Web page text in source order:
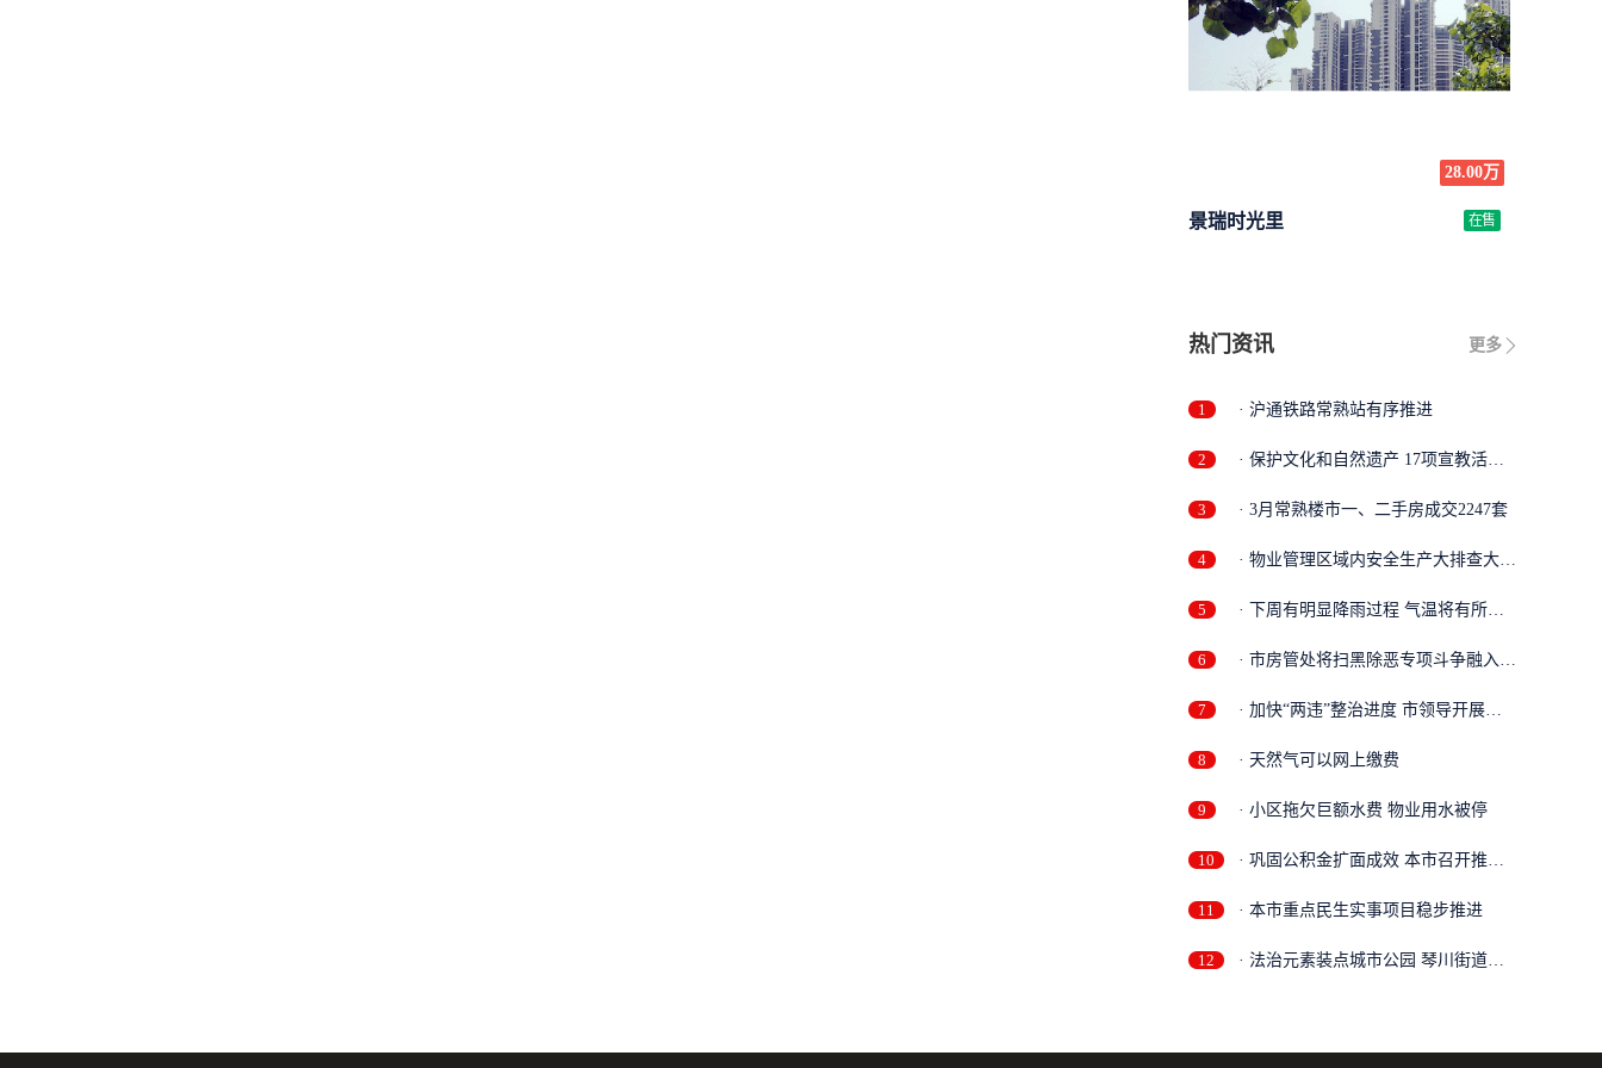
28.00万
景瑞时光里 在售
更多
热门资讯
1 · 沪通铁路常熟站有序推进
2
· 保护文化和自然遗产 17项宣教活动
3
· 3月常熟楼市一、二手房成交2247套
4
· 物业管理区域内安全生产大排查大整
5
· 下周有明显降雨过程 气温将有所回
6
· 市房管处将扫黑除恶专项斗争融入日
7
· 加快“两违”整治进度 市领导开展三
8
· 天然气可以网上缴费
9 · 小区拖欠巨额水费 物业用水被停
10
· 巩固公积金扩面成效 本市召开推进
11
· 本市重点民生实事项目稳步推进
12
· 法治元素装点城市公园 琴川街道法